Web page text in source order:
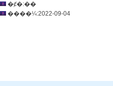
�ȼ�:��
����¼:2022-09-04